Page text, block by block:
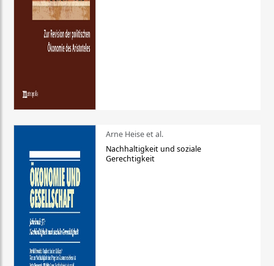
Arne Heise et al.
Nachhaltigkeit und soziale
Gerechtigkeit